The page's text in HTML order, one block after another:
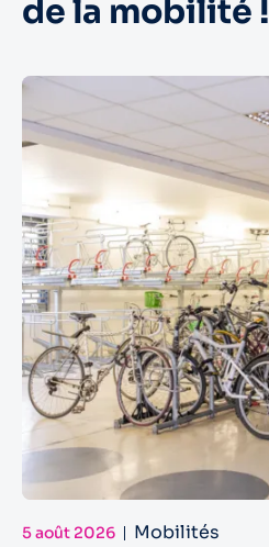
de la mobilité !
5 août 2026 Mobilités